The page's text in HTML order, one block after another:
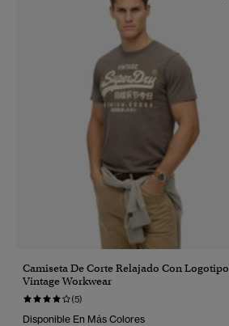
Camiseta De Corte Relajado Con Logotipo
Vintage Workwear
(5)
Disponible En Más Colores